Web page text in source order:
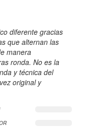
diferente gracias
que alternan las
manera
ronda. No es la
y técnica del
original y